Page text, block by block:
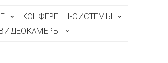
КОНФЕРЕНЦ-СИСТЕМЫ
ВИДЕОКАМЕРЫ